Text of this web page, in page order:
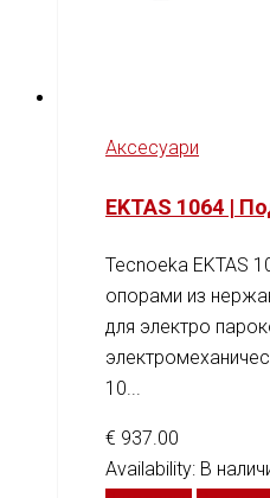
Аксесуари
EKTAS 1064 |
Tecnoeka EKTAS
опорами из
для электро
10...
€ 937.00
Availability: В